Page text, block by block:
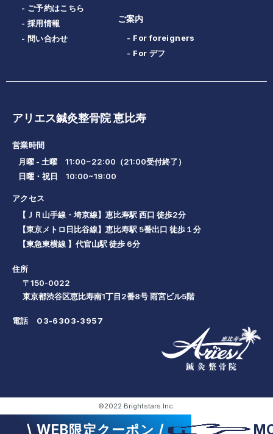
- ご予約はこちら
- 採用情報
- 問い合わせ
ご案内
- For foreigners
- For デフ
アリエス鍼灸整骨院 恵比寿
営業時間
月曜 - 土曜 11:00~22:00（21:00受付終了）
日曜・祝日 10:00~19:00
アクセス
【ＪＲ山手線・埼京線】恵比寿駅 西口 徒歩2分
【東京メトロ日比谷線】恵比寿駅 5番出口 徒歩１分
【東急東横線 】代官山駅 徒歩 6分
住所
〒150-0022
東京都渋谷区恵比寿南1丁目2番8号 雨宮ビル5階
電話 03-6303-3957
©2022 Brightstars Inc.
\ WEB限定クーポン /